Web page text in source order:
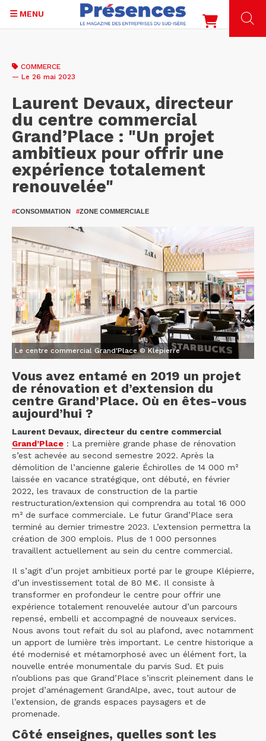
contenu
MENU
COMMERCE
— Le 26 mai 2023
Laurent Devaux, directeur
du centre commercial
Grand’Place : "Un projet
ambitieux pour offrir une
expérience totalement
renouvelée"
#CONSOMMATION #ZONE COMMERCIALE
Le centre commercial Grand'Place © Klépierre
Vous avez entamé en 2019 un projet
de rénovation et d’extension du
centre Grand’Place. Où en êtes-vous
aujourd’hui ?
Laurent Devaux, directeur du centre commercial
Grand’Place : La première grande phase de rénovation
s’est achevée au second semestre 2022. Après la
démolition de l’ancienne galerie Échirolles de 14 000 m²
laissée en vacance stratégique, ont débuté, en février
2022, les travaux de construction de la partie
restructuration/extension qui comprendra au total 16 000
m² de surface commerciale. Le futur Grand’Place sera
terminé au dernier trimestre 2023. L’extension permettra la
création de 300 emplois. Plus de 1 000 personnes
travaillent actuellement au sein du centre commercial.
Il s’agit d’un projet ambitieux porté par le groupe Klépierre,
d’un investissement total de 80 M€. Il consiste à
transformer en profondeur le centre pour offrir une
expérience totalement renouvelée autour d’un parcours
repensé, embelli et accompagné de nouveaux services.
Nous avons tout refait du sol au plafond, avec notamment
un apport de lumière très important. Le centre historique a
été modernisé et métamorphosé avec un élément fort, la
nouvelle entrée monumentale du parvis Sud. Et puis
n’oublions pas que Grand’Place s’inscrit pleinement dans le
projet d’aménagement GrandAlpe, avec, tout autour de
l’extension, de grands espaces paysagers et de
promenade.
Côté enseignes, quelles sont les